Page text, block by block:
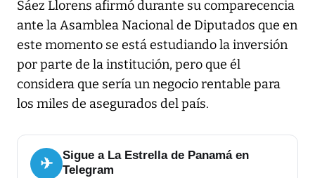
Sáez Llorens afirmó durante su comparecencia
ante la Asamblea Nacional de Diputados que en
este momento se está estudiando la inversión
por parte de la institución, pero que él
considera que sería un negocio rentable para
los miles de asegurados del país.
✈
Sigue a La Estrella de Panamá en
Telegram